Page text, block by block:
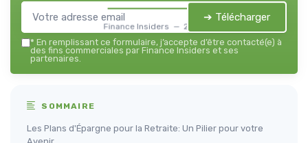
Finance Insiders — 2026
➔ Télécharger
* En remplissant ce formulaire, j’accepte d’être contacté(e) à
des fins commerciales par Finance Insiders et ses
partenaires.
SOMMAIRE
Les Plans d'Épargne pour la Retraite: Un Pilier pour votre